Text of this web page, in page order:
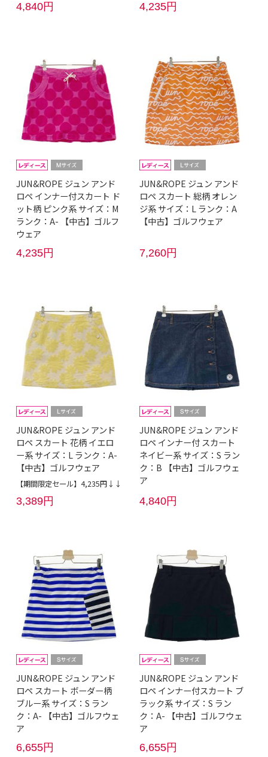
4,840円 4,235円
JUN&ROPE ジュン アンド
ロペ インナー付スカート ド
ット柄 ピンク系 サイズ：M
ランク：A- 【中古】ゴルフ
ウェア
4,235円
JUN&ROPE ジュン アンド
ロペ スカート 総柄 オレン
ジ系 サイズ：L ランク：A
【中古】ゴルフウェア
7,260円
JUN&ROPE ジュン アンド
ロペ スカート 花柄 イエロ
ー系 サイズ：L ランク：A-
【中古】ゴルフウェア
【期間限定セール】4,235円↓↓
3,389円
JUN&ROPE ジュン アンド
ロペ インナー付 スカート
ネイビー系 サイズ：S ラン
ク：B 【中古】ゴルフウェ
ア
4,840円
JUN&ROPE ジュン アンド
ロペ スカート ボーダー柄
ブルー系 サイズ：S ラン
ク：A- 【中古】ゴルフウェ
ア
6,655円
JUN&ROPE ジュン アンド
ロペ インナー付スカート ブ
ラック系 サイズ：S ラン
ク：A- 【中古】ゴルフウェ
ア
6,655円